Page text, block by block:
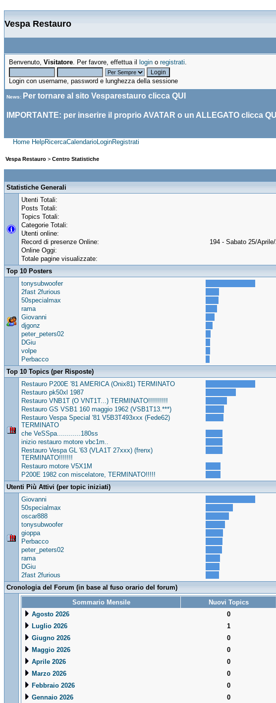
Vespa Restauro
Benvenuto, Visitatore. Per favore, effettua il login o registrati.
Login con username, password e lunghezza della sessione
News: Per tornare al sito Vesparestauro clicca QUI
IMPORTANTE: per inserire il proprio AVATAR o un ALLEGATO clicca QUI
Home HelpRicercaCalendarioLoginRegistrati
Vespa Restauro > Centro Statistiche
Statistiche Generali
Utenti Totali:
Posts Totali:
Topics Totali:
Categorie Totali:
Utenti online:
Record di presenze Online:
194 - Sabato 25/
Online Oggi:
Totale pagine visualizzate:
Top 10 Posters
tonysubwoofer
2fast 2furious
50specialmax
rama
Giovanni
djgonz
peter_peters02
DGiu
volpe
Perbacco
Top 10 Topics (per Risposte)
Restauro P200E '81 AMERICA (Onix81) TERMINATO
Restauro pk50xl 1987
Restauro VNB1T (O VNT1T...) TERMINATO!!!!!!!!!!
Restauro GS VSB1 160 maggio 1962 (VSB1T13.***)
Restauro Vespa Special '81 V5B3T493xxx (Fede62)
TERMINATO
che VeSSpa............180ss
inizio restauro motore vbc1m..
Restauro Vespa GL '63 (VLA1T 27xxx) (frenx)
TERMINATO!!!!!!!
Restauro motore V5X1M
P200E 1982 con miscelatore, TERMINATO!!!!!
Utenti Più Attivi (per topic iniziati)
Giovanni
50specialmax
oscar888
tonysubwoofer
gioppa
Perbacco
peter_peters02
rama
DGiu
2fast 2furious
Cronologia del Forum (in base al fuso orario del forum)
Sommario Mensile
Nuovi Topics
Agosto 2026
0
Luglio 2026
1
Giugno 2026
0
Maggio 2026
0
Aprile 2026
0
Marzo 2026
0
Febbraio 2026
0
Gennaio 2026
0